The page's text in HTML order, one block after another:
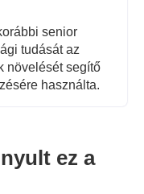
senior
tudását az
növelését segítő
használta.
ez a